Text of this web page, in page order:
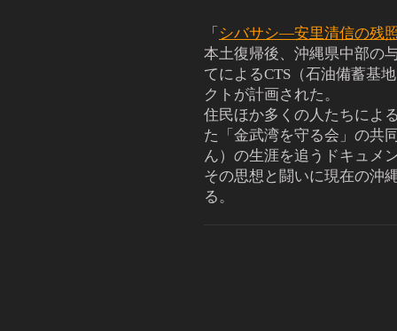
「 シバサシ―安里清信の残
本土復帰後、沖縄県中部の
てによるCTS（石油備蓄基
クトが計画された。
住民ほか多くの人たちによ
た「金武湾を守る会」の共
ん）の生涯を追うドキュメ
その思想と闘いに現在の沖
る。